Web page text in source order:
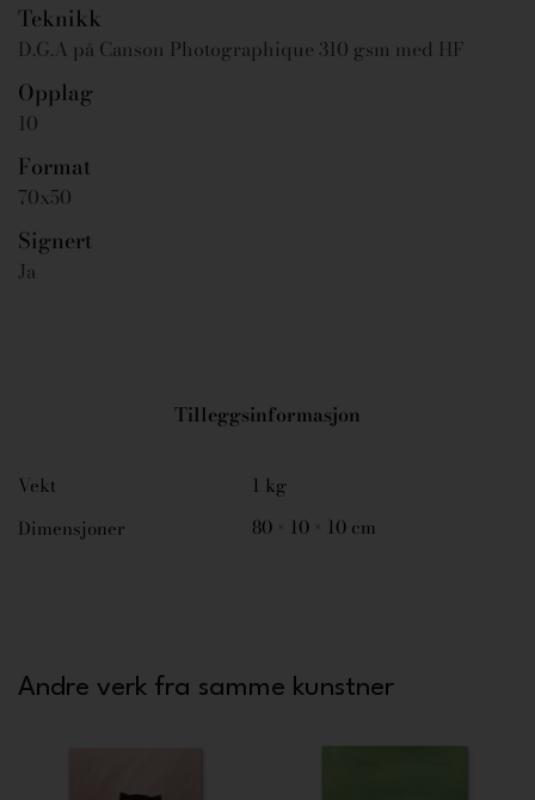
Teknikk
D.G.A på Canson Photographique 310 gsm med HF
Opplag
10
Format
70x50
Signert
Ja
Tilleggsinformasjon
Vekt
1 kg
Dimensjoner
80 × 10 × 10 cm
Andre verk fra samme kunstner